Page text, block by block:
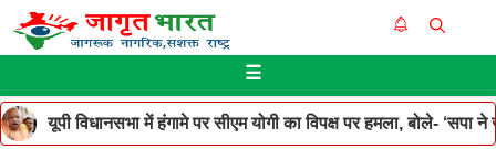
Skip
to
☰
यूपी विधानसभा में हंगामे पर सीएम योगी का विपक्ष पर हमला, बोले- ‘सपा ने